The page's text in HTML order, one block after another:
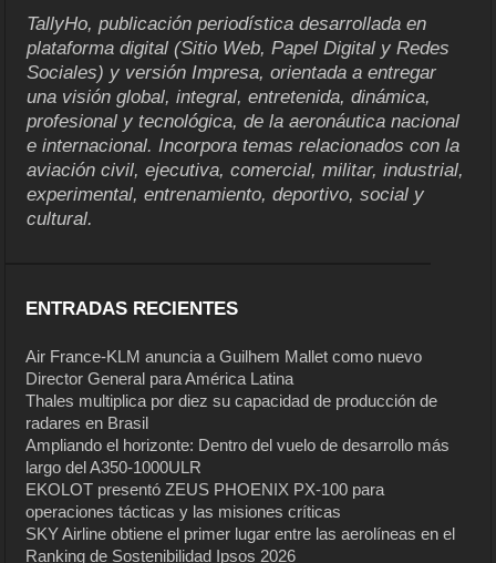
TallyHo, publicación periodística desarrollada en
plataforma digital (Sitio Web, Papel Digital y Redes
Sociales) y versión Impresa, orientada a entregar
una visión global, integral, entretenida, dinámica,
profesional y tecnológica, de la aeronáutica nacional
e internacional. Incorpora temas relacionados con la
aviación civil, ejecutiva, comercial, militar, industrial,
experimental, entrenamiento, deportivo, social y
cultural.
ENTRADAS RECIENTES
Air France-KLM anuncia a Guilhem Mallet como nuevo
Director General para América Latina
Thales multiplica por diez su capacidad de producción de
radares en Brasil
Ampliando el horizonte: Dentro del vuelo de desarrollo más
largo del A350-1000ULR
EKOLOT presentó ZEUS PHOENIX PX-100 para
operaciones tácticas y las misiones críticas
SKY Airline obtiene el primer lugar entre las aerolíneas en el
Ranking de Sostenibilidad Ipsos 2026